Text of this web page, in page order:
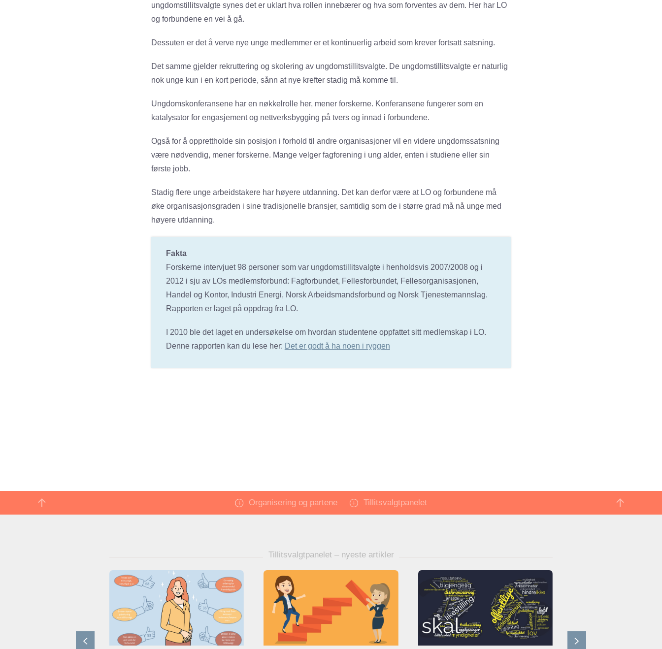
ungdomstillitsvalgte synes det er uklart hva rollen innebærer og hva som forventes av dem. Her har LO
og forbundene en vei å gå.
Dessuten er det å verve nye unge medlemmer er et kontinuerlig arbeid som krever fortsatt satsning.
Det samme gjelder rekruttering og skolering av ungdomstillitsvalgte. De ungdomstillitsvalgte er naturlig
nok unge kun i en kort periode, sånn at nye krefter stadig må komme til.
Ungdomskonferansene har en nøkkelrolle her, mener forskerne. Konferansene fungerer som en
katalysator for engasjement og nettverksbygging på tvers og innad i forbundene.
Også for å opprettholde sin posisjon i forhold til andre organisasjoner vil en videre ungdomssatsning
være nødvendig, mener forskerne. Mange velger fagforening i ung alder, enten i studiene eller sin
første jobb.
Stadig flere unge arbeidstakere har høyere utdanning. Det kan derfor være at LO og forbundene må
øke organisasjonsgraden i sine tradisjonelle bransjer, samtidig som de i større grad må nå unge med
høyere utdanning.
Fakta
Forskerne intervjuet 98 personer som var ungdomstillitsvalgte i henholdsvis 2007/2008 og i
2012 i sju av LOs medlemsforbund: Fagforbundet, Fellesforbundet, Fellesorganisasjonen,
Handel og Kontor, Industri Energi, Norsk Arbeidsmandsforbund og Norsk Tjenestemannslag.
Rapporten er laget på oppdrag fra LO.
I 2010 ble det laget en undersøkelse om hvordan studentene oppfattet sitt medlemskap i LO.
Denne rapporten kan du lese her: Det er godt å ha noen i ryggen
Organisering og partene Tillitsvalgtpanelet
Tillitsvalgtpanelet – nyeste artikler